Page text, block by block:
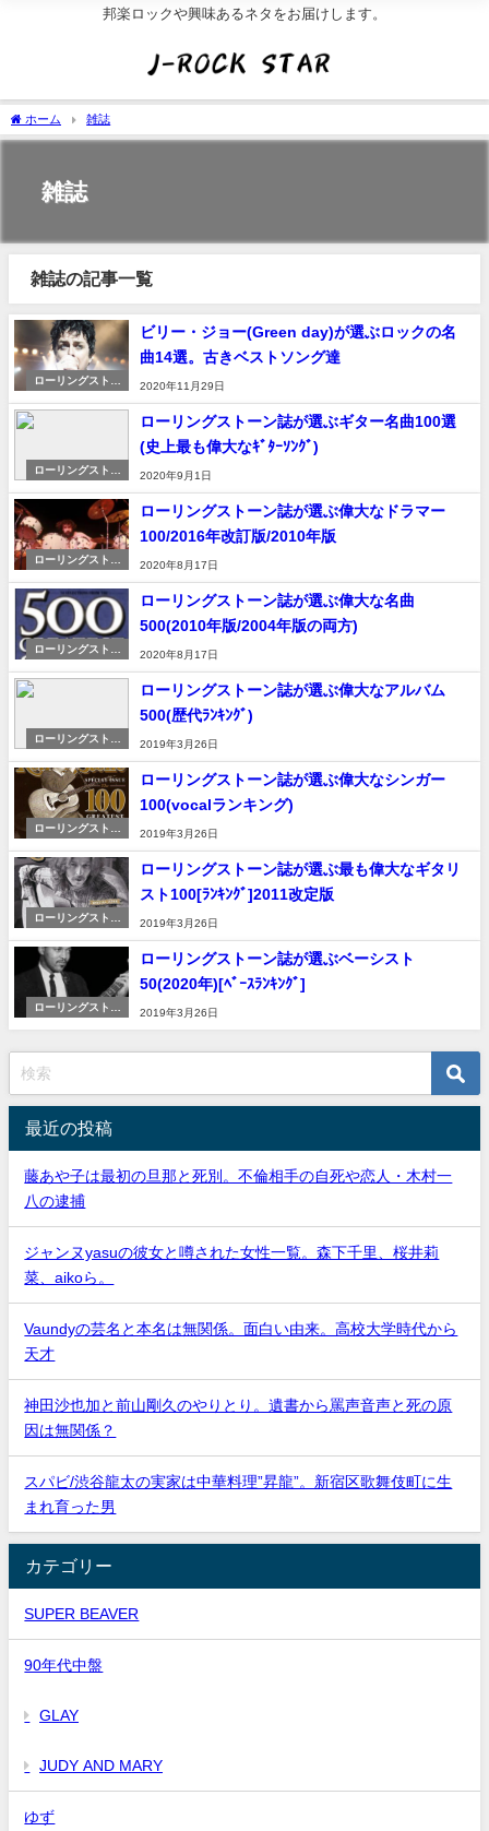
邦楽ロックや興味あるネタをお届けします。
ホーム 雑誌
雑誌
雑誌の記事一覧
ローリングストー
ビリー・ジョー(Green day)が選ぶロックの名
曲14選。古きベストソング達
2020年11月29日
ローリングストー
ローリングストーン誌が選ぶギター名曲100選
(史上最も偉大なｷﾞﾀｰｿﾝｸﾞ)
2020年9月1日
ローリングストー
ローリングストーン誌が選ぶ偉大なドラマー
100/2016年改訂版/2010年版
2020年8月17日
ローリングストー
ローリングストーン誌が選ぶ偉大な名曲
500(2010年版/2004年版の両方)
2020年8月17日
ローリングストー
ローリングストーン誌が選ぶ偉大なアルバム
500(歴代ﾗﾝｷﾝｸﾞ)
2019年3月26日
ローリングストー
ローリングストーン誌が選ぶ偉大なシンガー
100(vocalランキング)
2019年3月26日
ローリングストー
ローリングストーン誌が選ぶ最も偉大なギタリ
スト100[ﾗﾝｷﾝｸﾞ]2011改定版
2019年3月26日
ローリングストー
ローリングストーン誌が選ぶベーシスト
50(2020年)[ﾍﾞｰｽﾗﾝｷﾝｸﾞ]
2019年3月26日
最近の投稿
藤あや子は最初の旦那と死別。不倫相手の自死や恋人・木村一
八の逮捕
ジャンヌyasuの彼女と噂された女性一覧。森下千里、桜井莉
菜、aikoら。
Vaundyの芸名と本名は無関係。面白い由来。高校大学時代から
天才
神田沙也加と前山剛久のやりとり。遺書から罵声音声と死の原
因は無関係？
スパビ/渋谷龍太の実家は中華料理”昇龍”。新宿区歌舞伎町に生
まれ育った男
カテゴリー
SUPER BEAVER
90年代中盤
GLAY
JUDY AND MARY
ゆず